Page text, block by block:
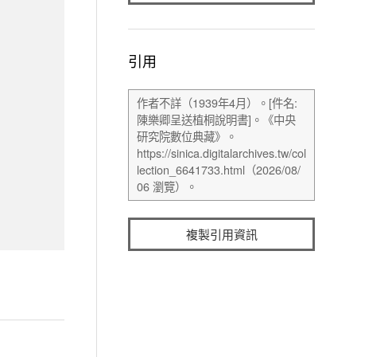
引用
複製引用資訊